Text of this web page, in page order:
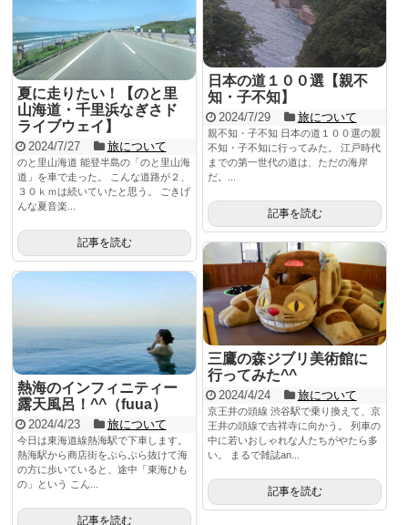
日本の道１００選【親不
知・子不知】
2024/7/29 旅について
親不知・子不知 日本の道１００選の親
不知・子不知に行ってみた。 江戸時代
までの第一世代の道は、ただの海岸
だ。...
記事を読む
夏に走りたい！【のと里
山海道・千里浜なぎさド
ライブウェイ】
2024/7/27 旅について
のと里山海道 能登半島の「のと里山海
道」を車で走った。 こんな道路が２、
３０ｋｍは続いていたと思う。 ごきげ
んな夏音楽...
記事を読む
三鷹の森ジブリ美術館に
行ってみた^^
2024/4/24 旅について
京王井の頭線 渋谷駅で乗り換えて、京
王井の頭線で吉祥寺に向かう。 列車の
中に若いおしゃれな人たちがやたら多
い。 まるで雑誌an...
記事を読む
熱海のインフィニティー
露天風呂！^^（fuua）
2024/4/23 旅について
今日は東海道線熱海駅で下車します。
熱海駅から商店街をぷらぷら抜けて海
の方に歩いていると、途中「東海ひも
の」という こん...
記事を読む